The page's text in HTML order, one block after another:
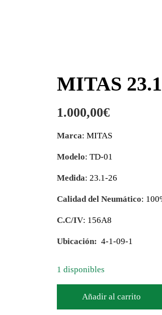
MITAS
1.000,00€
Marca: MITAS
Modelo: TD-01
Medida: 23.1-26
Calidad del Neumático:
C.C/IV: 156A8
Ubicación: 4-1-09-1
1 disponibles
Añadir al carrito